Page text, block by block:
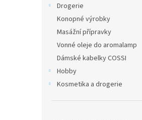
Drogerie
Konopné výrobky
Masážní přípravky
Vonné oleje do aromalamp
Dámské kabelky COSSI
Hobby
Kosmetika a drogerie